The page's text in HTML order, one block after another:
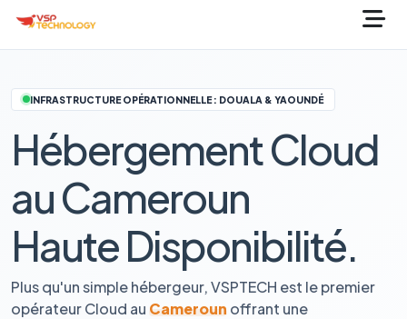
INFRASTRUCTURE OPÉRATIONNELLE : DOUALA & YAOUNDÉ
Hébergement Cloud
au Cameroun
Haute Disponibilité.
Plus qu'un simple hébergeur, VSPTECH est le premier
opérateur Cloud au Cameroun offrant une